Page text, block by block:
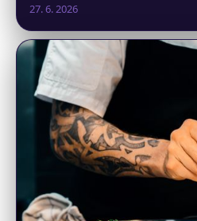
27. 6. 2026